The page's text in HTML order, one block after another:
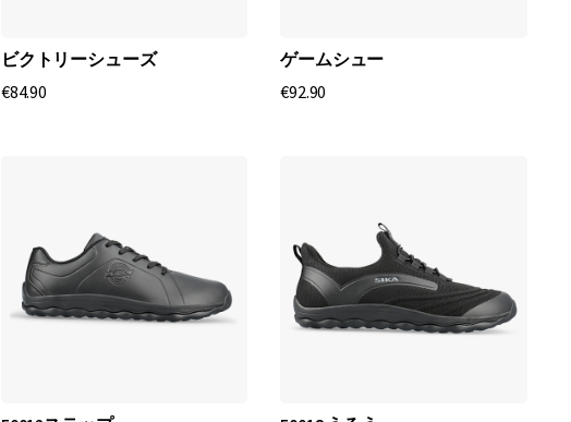
ビクトリーシューズ
€84.90
ゲームシュー
€92.90